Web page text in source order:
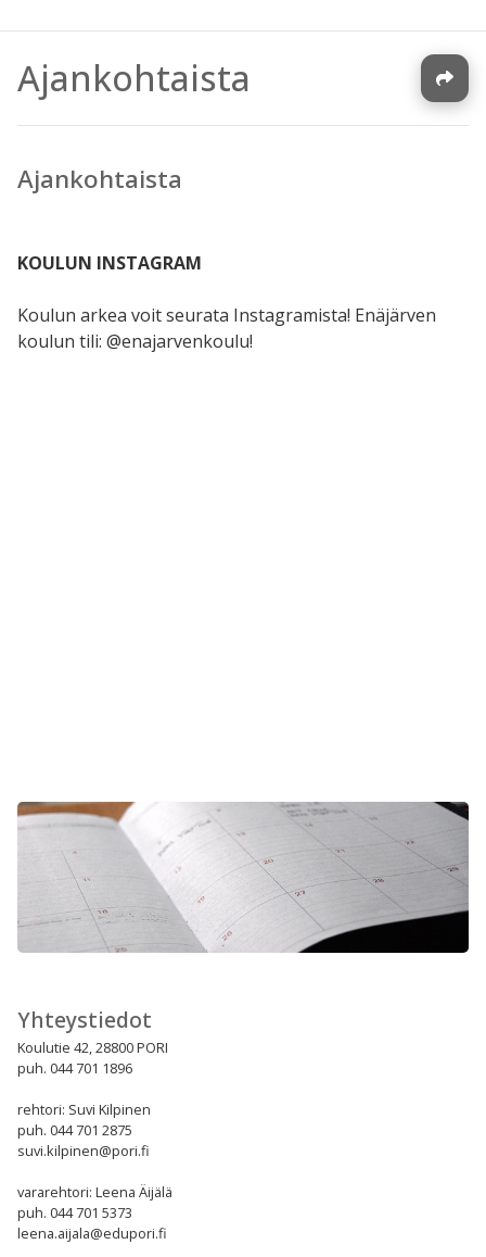
Ajankohtaista
Ajankohtaista
KOULUN INSTAGRAM
Koulun arkea voit seurata Instagramista! Enäjärven
koulun tili: @enajarvenkoulu!
Yhteystiedot
Koulutie 42, 28800 PORI
puh. 044 701 1896
rehtori: Suvi Kilpinen
puh. 044 701 2875
suvi.kilpinen@pori.fi
vararehtori: Leena Äijälä
puh. 044 701 5373
leena.aijala@edupori.fi